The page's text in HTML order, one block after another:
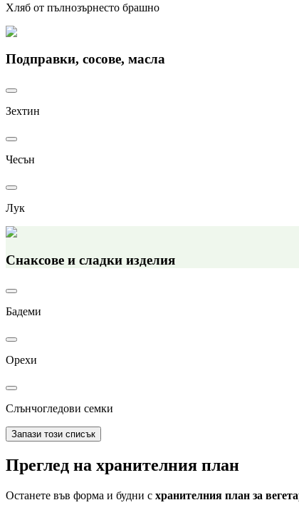
Хляб от пълнозърнесто брашно
Подправки, сосове, масла
Зехтин
Чесън
Лук
Снаксове и сладки изделия
Бадеми
Орехи
Слънчогледови семки
Запази този списък
Преглед на хранителния план
Останете във форма и будни с хранителния план за